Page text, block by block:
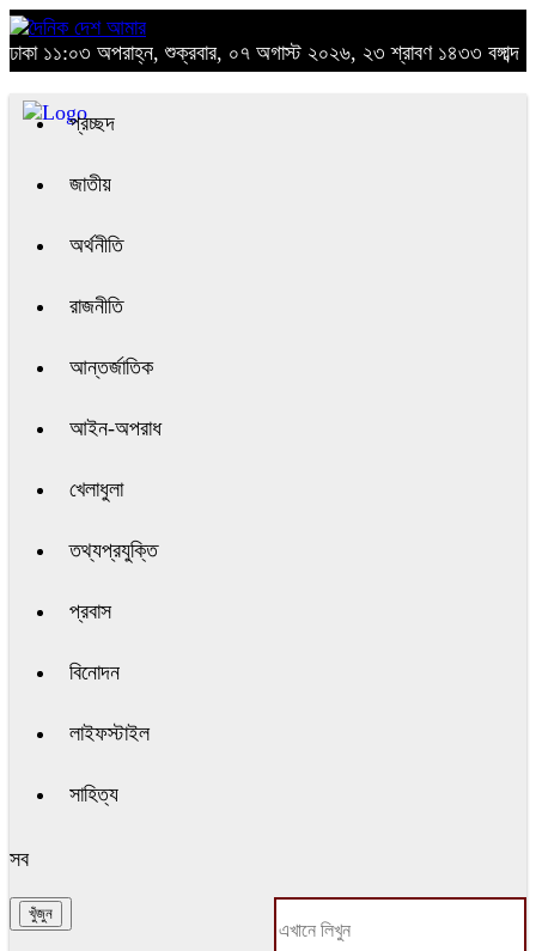
ঢাকা ১১:০৩ অপরাহ্ন, শুক্রবার, ০৭ অগাস্ট ২০২৬, ২৩ শ্রাবণ ১৪৩৩ বঙ্গাব্দ
প্রচ্ছদ
জাতীয়
অর্থনীতি
রাজনীতি
আন্তর্জাতিক
আইন-অপরাধ
খেলাধুলা
তথ্যপ্রযুক্তি
প্রবাস
বিনোদন
লাইফস্টাইল
সাহিত্য
সব